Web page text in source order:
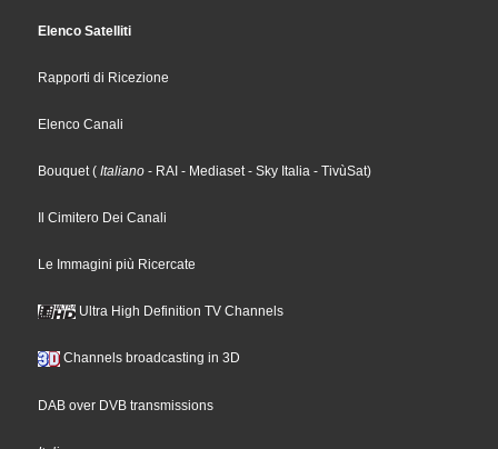
Elenco Satelliti
Rapporti di Ricezione
Elenco Canali
Bouquet ( Italiano - RAI - Mediaset - Sky Italia - TivùSat)
Il Cimitero Dei Canali
Le Immagini più Ricercate
Ultra High Definition TV Channels
Channels broadcasting in 3D
DAB over DVB transmissions